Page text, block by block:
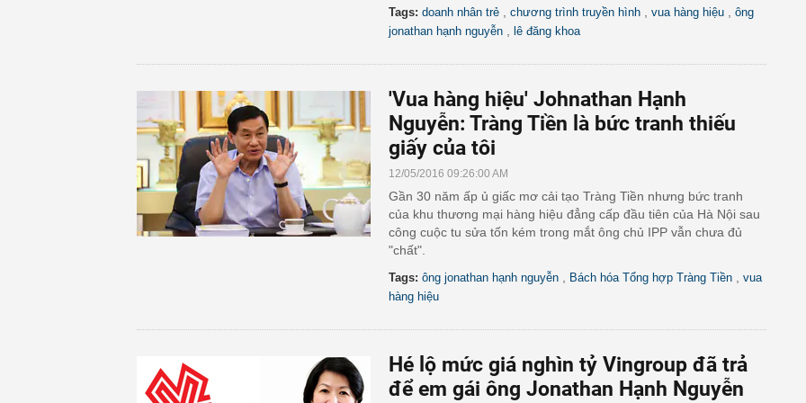
Tags: doanh nhân trẻ chương trình truyền hình vua hàng hiệu
ông
jonathan hạnh nguyễn
lê đăng khoa
'Vua hàng hiệu' Johnathan Hạnh
Nguyễn: Tràng Tiền là bức tranh thiếu
giấy của tôi
12/05/2016 09:26:00 AM
Gần 30 năm ấp ủ giấc mơ cải tạo Tràng Tiền nhưng bức tranh
của khu thương mại hàng hiệu đẳng cấp đầu tiên của Hà Nội sau
công cuộc tu sửa tốn kém trong mắt ông chủ IPP vẫn chưa đủ
"chất".
Tags: ông jonathan hạnh nguyễn Bách hóa Tổng hợp Tràng Tiền
vua
hàng hiệu
Hé lộ mức giá nghìn tỷ Vingroup đã trả
để em gái ông Jonathan Hạnh Nguyễn